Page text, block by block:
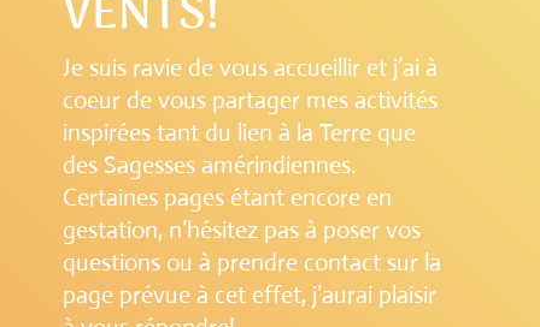
Je suis ravie de vous accueillir et j’ai à
coeur de vous partager mes activités
inspirées tant du lien à la Terre que
des Sagesses amérindiennes.
Certaines pages étant encore en
gestation, n’hésitez pas à poser vos
questions ou à prendre contact sur la
page prévue à cet effet, j’aurai plaisir